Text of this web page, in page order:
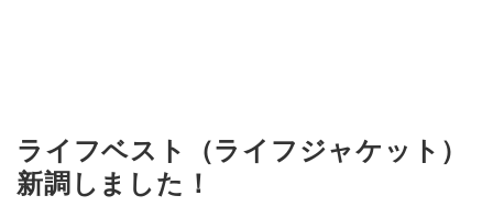
ライフベスト（ライフジャケット）
新調しました！